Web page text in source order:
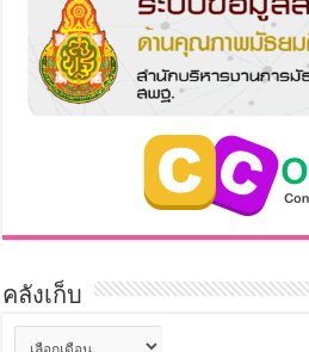
คลังเก็บ
คลัง